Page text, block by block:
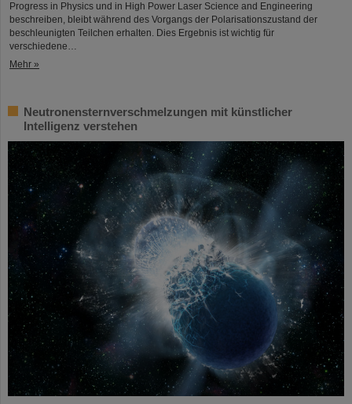
Progress in Physics und in High Power Laser Science and Engineering
beschreiben, bleibt während des Vorgangs der Polarisationszustand der
beschleunigten Teilchen erhalten. Dies Ergebnis ist wichtig für
verschiedene…
Mehr »
Neutronensternverschmelzungen mit künstlicher
Intelligenz verstehen